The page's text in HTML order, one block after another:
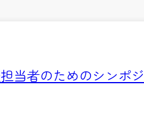
当者のためのシンポ